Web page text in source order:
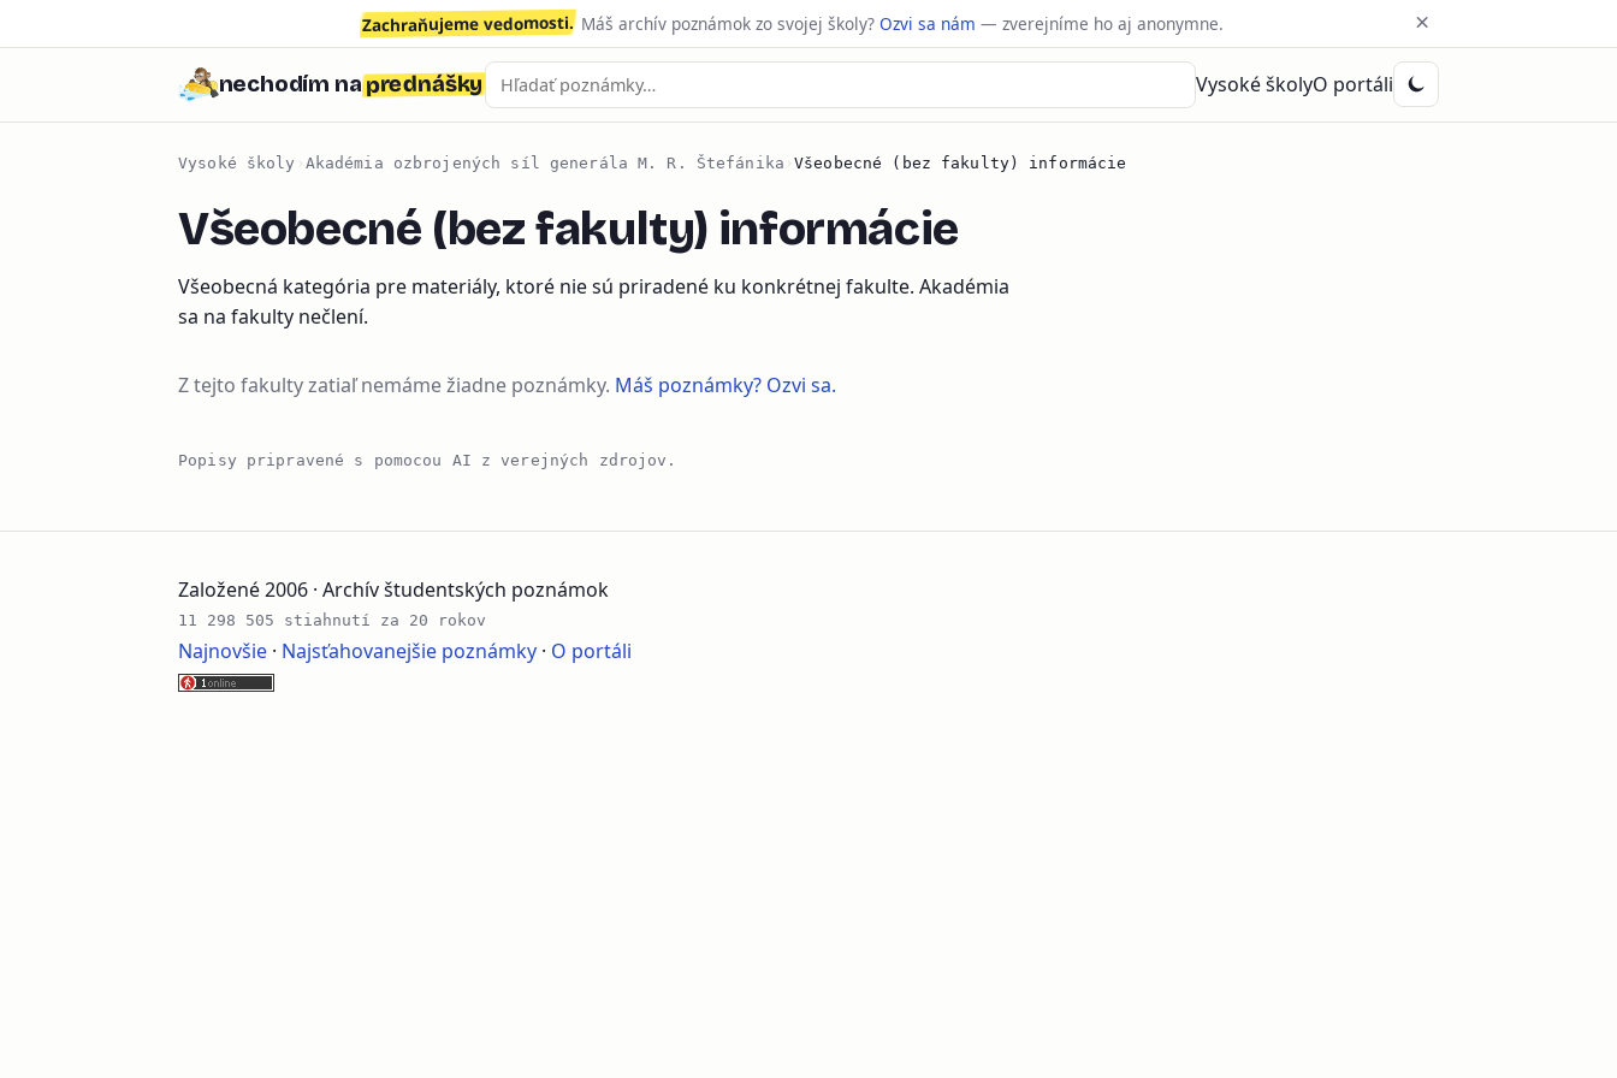
Zachraňujeme vedomosti. Máš archív poznámok zo svojej školy?Ozvi sa nám — zverejníme ho aj anonymne. ×
nechodím naprednášky Vysoké školyO portáli
Vysoké školy › Akadémia ozbrojených síl generála M. R. Štefánika ›Všeobecné (bez fakulty) informácie
Všeobecné (bez fakulty) informácie
Všeobecná kategória pre materiály, ktoré nie sú priradené ku konkrétnej fakulte. Akadémia
sa na fakulty nečlení.
Z tejto fakulty zatiaľ nemáme žiadne poznámky. Máš poznámky? Ozvi sa.
Popisy pripravené s pomocou AI z verejných zdrojov.
Založené 2006 · Archív študentských poznámok
11 298 505 stiahnutí za 20 rokov
Najnovšie · Najsťahovanejšie poznámky · O portáli